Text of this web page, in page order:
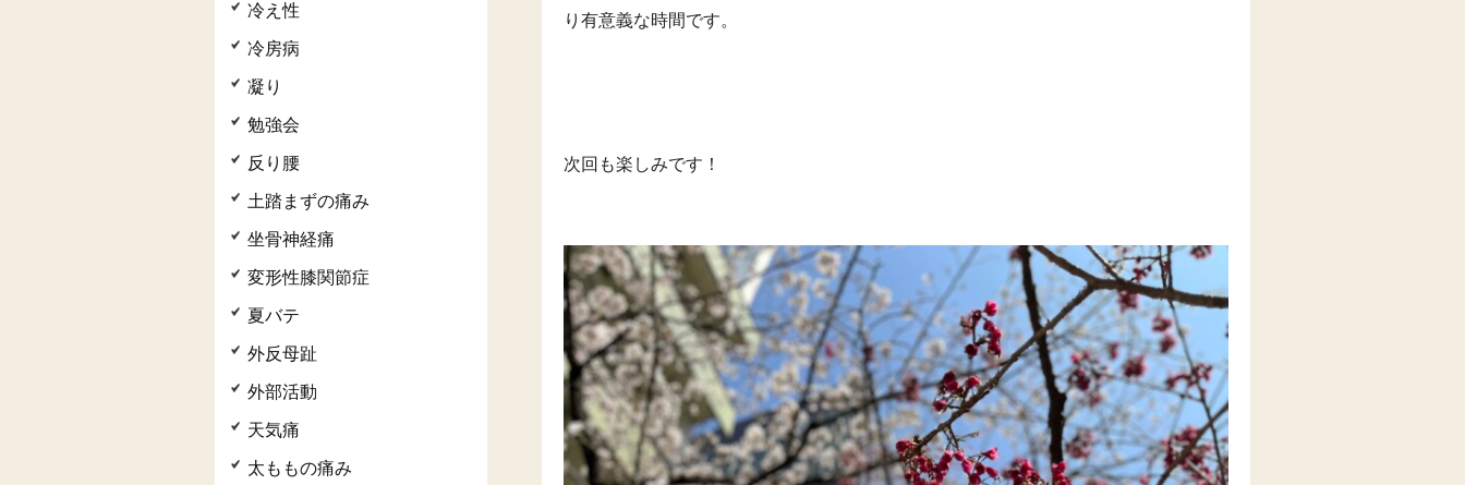
り有意義な時間です。
次回も楽しみです！
冷え性
冷房病
凝り
勉強会
反り腰
土踏まずの痛み
坐骨神経痛
変形性膝関節症
夏バテ
外反母趾
外部活動
天気痛
太ももの痛み